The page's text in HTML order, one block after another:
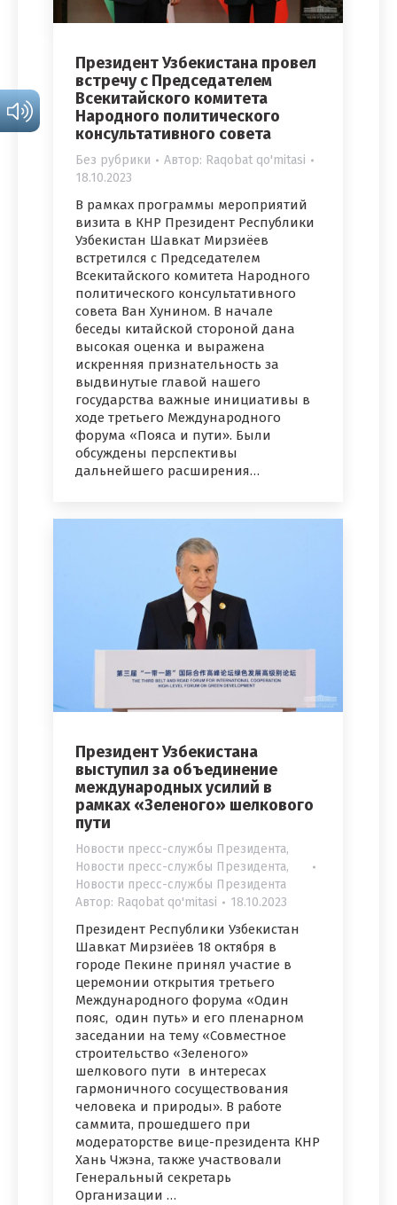
Президент Узбекистана провел
встречу с Председателем
Всекитайского комитета
Народного политического
консультативного совета
Без рубрики Автор: Raqobat qo'mitasi
18.10.2023
В рамках программы мероприятий
визита в КНР Президент Республики
Узбекистан Шавкат Мирзиёев
встретился с Председателем
Всекитайского комитета Народного
политического консультативного
совета Ван Хунином. В начале
беседы китайской стороной дана
высокая оценка и выражена
искренняя признательность за
выдвинутые главой нашего
государства важные инициативы в
ходе третьего Международного
форума «Пояса и пути». Были
обсуждены перспективы
дальнейшего расширения…
Президент Узбекистана
выступил за объединение
международных усилий в
рамках «Зеленого» шелкового
пути
Новости пресс-службы Президента,
Новости пресс-службы Президента,
Новости пресс-службы Президента
Автор: Raqobat qo'mitasi 18.10.2023
Президент Республики Узбекистан
Шавкат Мирзиёев 18 октября в
городе Пекине принял участие в
церемонии открытия третьего
Международного форума «Один
пояс, один путь» и его пленарном
заседании на тему «Совместное
строительство «Зеленого»
шелкового пути в интересах
гармоничного сосуществования
человека и природы». В работе
саммита, прошедшего при
модераторстве вице-президента КНР
Хань Чжэна, также участвовали
Генеральный секретарь
Организации …